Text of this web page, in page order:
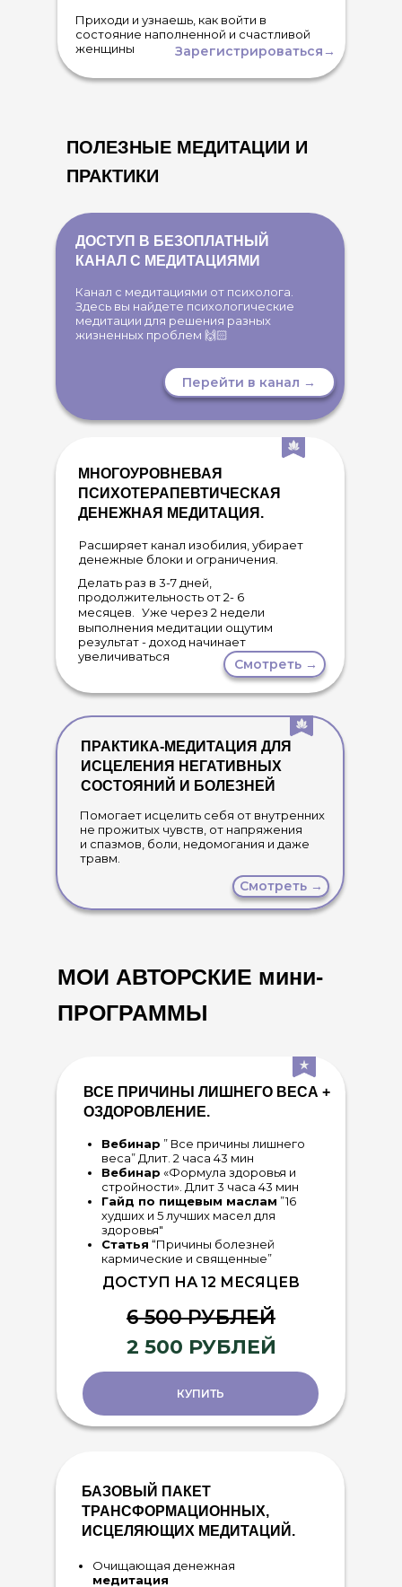
Зарегистрироваться→
Приходи и узнаешь, как войти в
состояние наполненной и счастливой
женщины
ПОЛЕЗНЫЕ МЕДИТАЦИИ И
ПРАКТИКИ
ПРАКТИКА-МЕДИТАЦИЯ ДЛЯ
ИСЦЕЛЕНИЯ НЕГАТИВНЫХ
СОСТОЯНИЙ И БОЛЕЗНЕЙ
МНОГОУРОВНЕВАЯ
ПСИХОТЕРАПЕВТИЧЕСКАЯ
ДЕНЕЖНАЯ МЕДИТАЦИЯ.
ДОСТУП В БЕЗОПЛАТНЫЙ
КАНАЛ С МЕДИТАЦИЯМИ
Помогает исцелить себя от внутренних
не прожитых чувств, от напряжения
и спазмов, боли, недомогания и даже
травм.
Расширяет канал изобилия, убирает
денежные блоки и ограничения.
Делать раз в 3-7 дней,
продолжительность от 2- 6
месяцев. Уже через 2 недели
выполнения медитации ощутим
результат - доход начинает
увеличиваться
Канал с медитациями от психолога.
Здесь вы найдете психологические
медитации для решения разных
жизненных проблем 🙌🏻
Перейти в канал →
Смотреть →
Смотреть →
МОИ АВТОРСКИЕ мини-
ПРОГРАММЫ
Вебинар ” Все причины лишнего
веса” Длит. 2 часа 43 мин
Вебинар «Формула здоровья и
стройности». Длит 3 часа 43 мин
Гайд по пищевым маслам ”16
худших и 5 лучших масел для
здоровья"
Статья “Причины болезней
кармические и священные”
ВСЕ ПРИЧИНЫ ЛИШНЕГО ВЕСА +
ОЗДОРОВЛЕНИЕ.
БАЗОВЫЙ ПАКЕТ
ТРАНСФОРМАЦИОННЫХ,
ИСЦЕЛЯЮЩИХ МЕДИТАЦИЙ.
Очищающая денежная
медитация
КУПИТЬ
ДОСТУП НА 12 МЕСЯЦЕВ
6 500 РУБЛЕЙ
2 500 РУБЛЕЙ